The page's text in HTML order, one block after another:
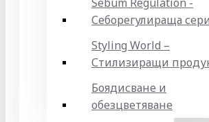
Себорегулираща
Styling World –
Стилизиращи
Боядисване и
обезцветяване